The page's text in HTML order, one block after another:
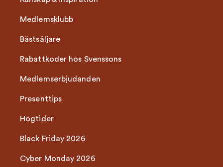
Medlemsklubb
Bästsäljare
Rabattkoder hos Svenssons
Medlemserbjudanden
Presenttips
Högtider
Black Friday 2026
Cyber Monday 2026